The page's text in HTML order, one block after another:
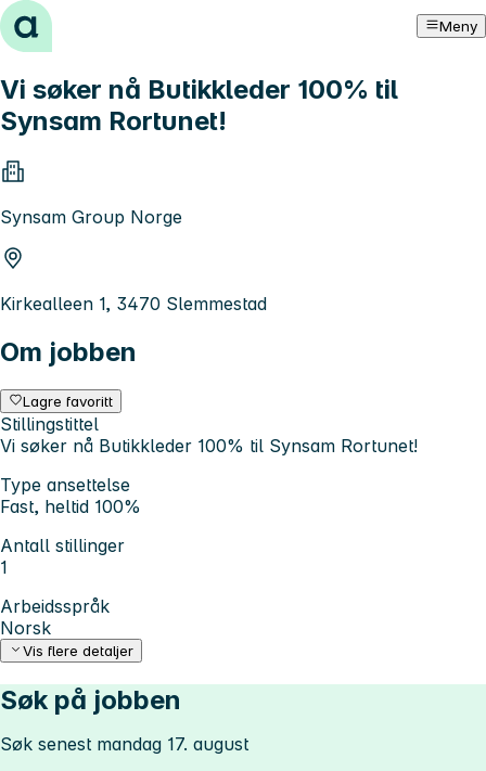
Hopp til innhold Meny
Vi søker nå Butikkleder 100% til
Synsam Rortunet!
Synsam Group Norge
Kirkealleen 1, 3470 Slemmestad
Om jobben
Lagre favoritt
Stillingstittel
Vi søker nå Butikkleder 100% til Synsam Rortunet!
Type ansettelse
Fast, heltid 100%
Antall stillinger
1
Arbeidsspråk
Norsk
Vis flere detaljer
Søk på jobben
Søk senest mandag 17. august